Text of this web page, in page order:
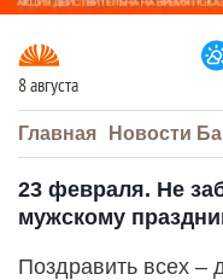
8 августа
Главная Новости
23 февраля. Не
мужскому
Поздравить всех –